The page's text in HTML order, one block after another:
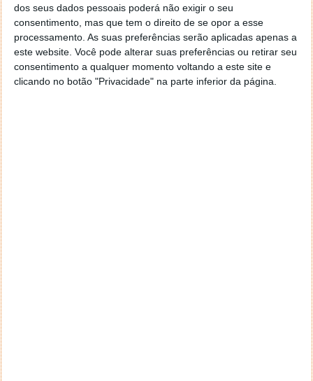
dos seus dados pessoais poderá não exigir o seu
consentimento, mas que tem o direito de se opor a esse
processamento. As suas preferências serão aplicadas apenas a
este website. Você pode alterar suas preferências ou retirar seu
consentimento a qualquer momento voltando a este site e
clicando no botão "Privacidade" na parte inferior da página.
Hilton vai desenhar quartos de hotel
para astronautas no espaço